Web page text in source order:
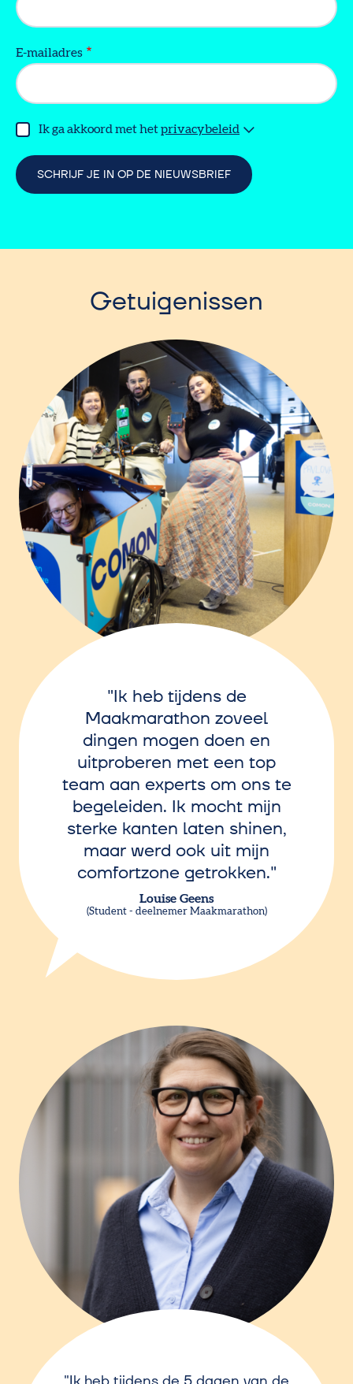
E-mailadres
Ik ga akkoord met hetprivacybeleid
Getuigenissen
Ik heb tijdens de
Maakmarathon zoveel
dingen mogen doen en
uitproberen met een top
team aan experts om ons te
begeleiden. Ik mocht mijn
sterke kanten laten shinen,
maar werd ook uit mijn
comfortzone getrokken.
Louise Geens
Student - deelnemer Maakmarathon